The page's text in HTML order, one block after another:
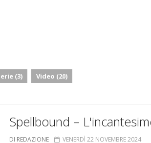
(3) Video (20)
Spellbound –
DI REDAZIONE VENERDÌ 22 NOVEMBRE 2024